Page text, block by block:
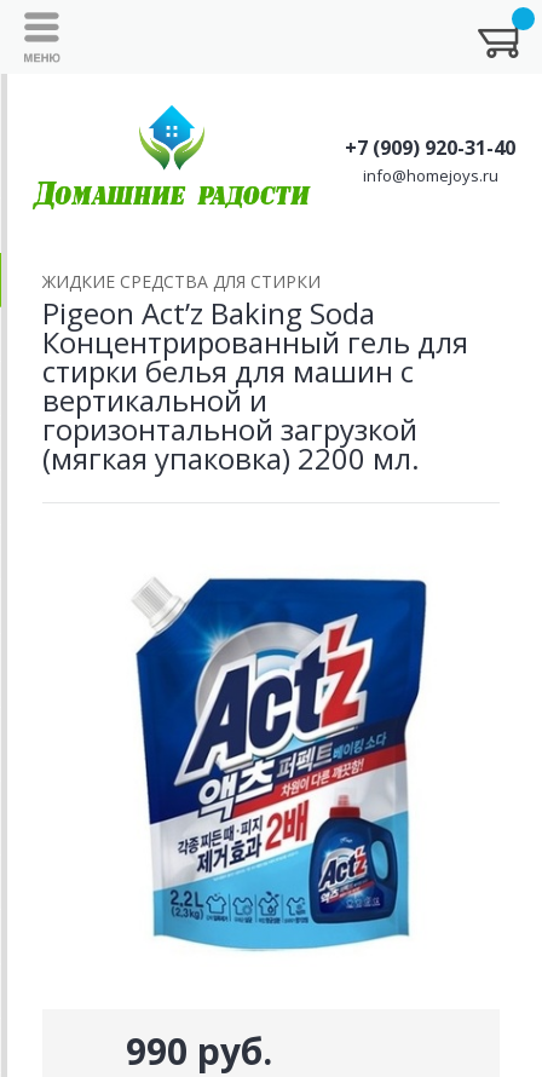
+7 (909) 920-31-40
info@homejoys.ru
ЖИДКИЕ СРЕДСТВА ДЛЯ СТИРКИ
Pigeon Act’z Baking Soda
Концентрированный гель для
стирки белья для машин с
вертикальной и
горизонтальной загрузкой
(мягкая упаковка) 2200 мл.
990 руб.